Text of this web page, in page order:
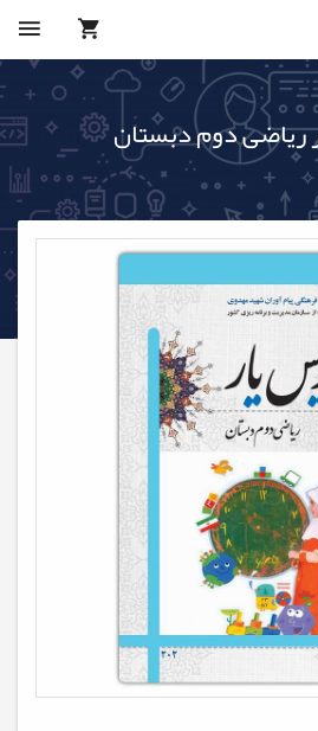
ریاضی دوم دبستان